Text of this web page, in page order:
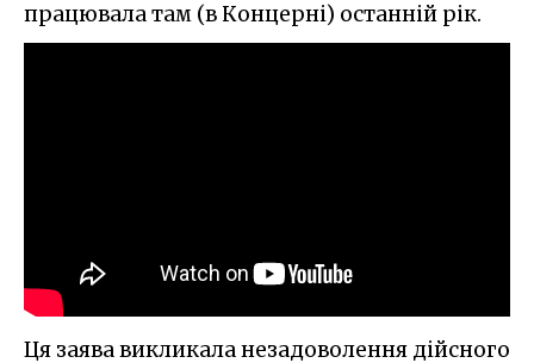
працювала там (в Концерні) останній рік.
Ця заява викликала незадоволення дійсного